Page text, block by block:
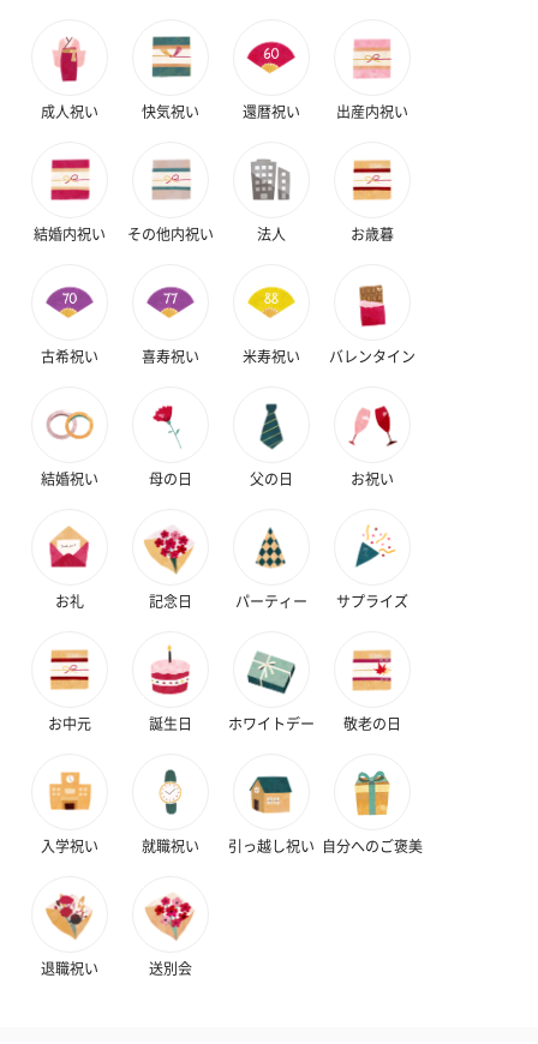
成人祝い 快気祝い 還暦祝い 出産内祝い
結婚内祝い その他内祝い 法人 お歳暮
古希祝い 喜寿祝い 米寿祝い バレンタイン
結婚祝い 母の日 父の日 お祝い
お礼 記念日 パーティー サプライズ
お中元 誕生日 ホワイトデー 敬老の日
入学祝い 就職祝い 引っ越し祝い 自分へのご褒美
退職祝い 送別会